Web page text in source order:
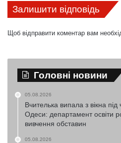
Залишити відповідь
Щоб відправити коментар вам
Головні новини
05.08.2026
Вчителька випала з вікна під
Одеси: департамент освіти
вивчення обставин
05.08.2026